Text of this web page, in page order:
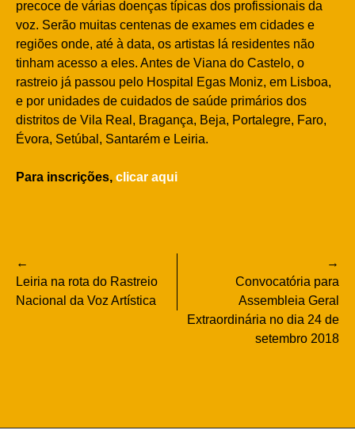
precoce de várias doenças típicas dos profissionais da
voz. Serão muitas centenas de exames em cidades e
regiões onde, até à data, os artistas lá residentes não
tinham acesso a eles. Antes de Viana do Castelo, o
rastreio já passou pelo Hospital Egas Moniz, em Lisboa,
e por unidades de cuidados de saúde primários dos
distritos de Vila Real, Bragança, Beja, Portalegre, Faro,
Évora, Setúbal, Santarém e Leiria.
Para inscrições, clicar aqui
Navegação
de
Leiria na rota do Rastreio
Nacional da Voz Artística
Convocatória para
Assembleia Geral
Extraordinária no dia 24 de
setembro 2018